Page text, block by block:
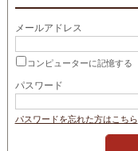
メールアドレス
コンピューターに記憶する
パスワード
パスワードを忘れた方はこちら